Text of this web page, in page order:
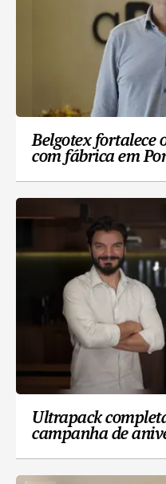
Belgotex fortalece
com fábrica em
Ultrapack
campanha de